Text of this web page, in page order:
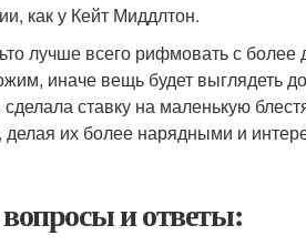
как у Кейт Миддлтон.
лучше всего рифмовать с
иначе вещь будет выглядеть
ставку на маленькую
делая их более нарядными и
и ответы: